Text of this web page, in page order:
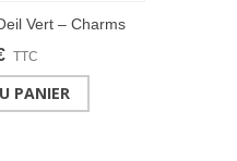
Vert – Charms
naturelles
TTC
PANIER